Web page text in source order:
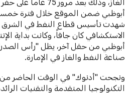
أبوظبي ضمن الموقع خلال فترة
شهدت تأسيس قطاع النفط في الشرق
الاستكشافي كان جافاً، وكانت بداية
أبوظبي من حقل آخر، يظل "رأس
صناعة النفط والغاز في الإمارة.
ونجحت "أدنوك" في الوقت الحاضر من
التكنولوجيا المتقدمة والتقنيات